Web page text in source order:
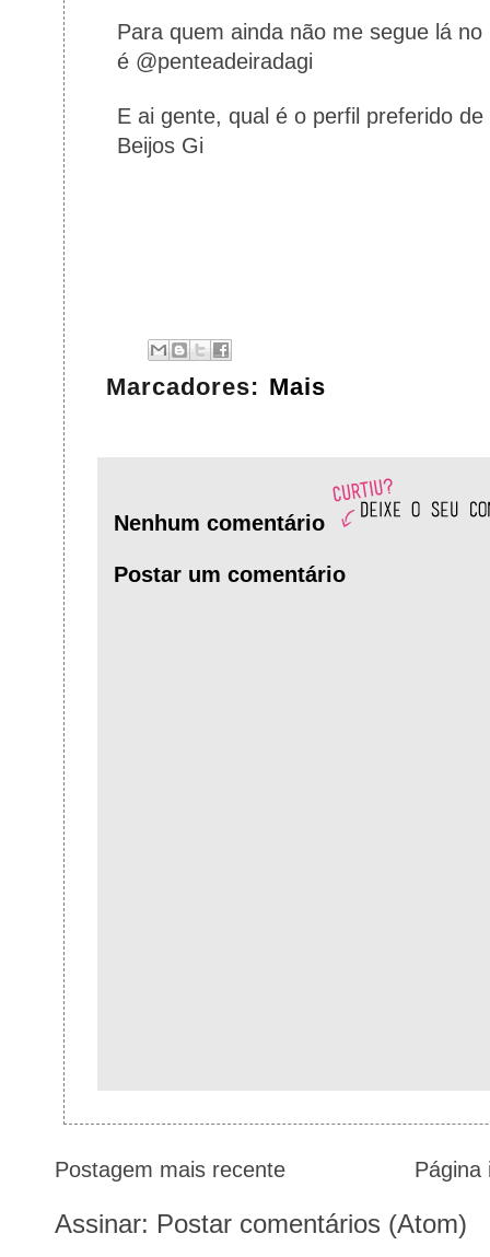
Para quem ainda não me segue lá
é @penteadeiradagi
E ai gente, qual é o perfil preferido de
Beijos Gi
Marcadores: Mais
Nenhum comentário
Postar um comentário
Postagem mais recente Página
Assinar: Postar comentários (Atom)